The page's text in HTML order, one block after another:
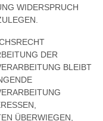
WIDERSPRUCH
DER
BLEIBT
ÜBERWIEGEN,